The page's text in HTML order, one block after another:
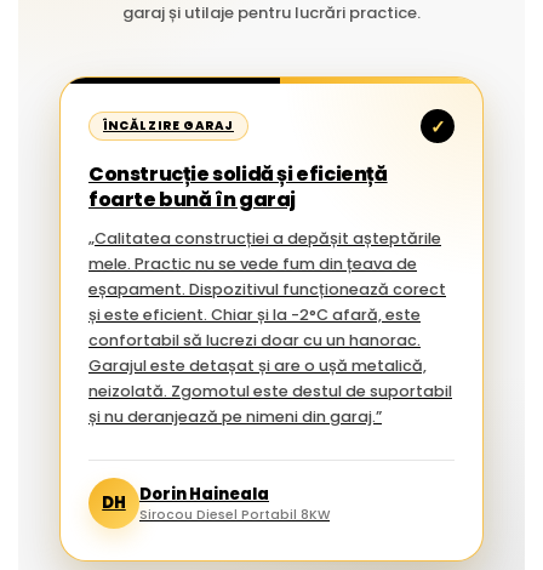
garaj și utilaje pentru lucrări practice.
ÎNCĂLZIRE GARAJ ✓
Construcție solidă și eficiență
foarte bună în garaj
„Calitatea construcției a depășit așteptările
mele. Practic nu se vede fum din țeava de
eșapament. Dispozitivul funcționează corect
și este eficient. Chiar și la -2°C afară, este
confortabil să lucrezi doar cu un hanorac.
Garajul este detașat și are o ușă metalică,
neizolată. Zgomotul este destul de suportabil
și nu deranjează pe nimeni din garaj.”
DH Dorin Haineala
Sirocou Diesel Portabil 8KW